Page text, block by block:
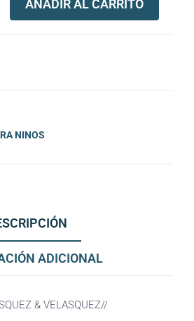
AÑADIR AL CARRITO
NINOS
ADICIONAL
& VELASQUEZ//